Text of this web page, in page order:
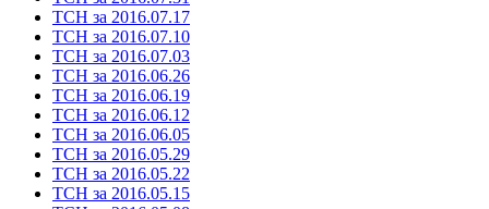
ТСН за 2016.07.17
ТСН за 2016.07.10
ТСН за 2016.07.03
ТСН за 2016.06.26
ТСН за 2016.06.19
ТСН за 2016.06.12
ТСН за 2016.06.05
ТСН за 2016.05.29
ТСН за 2016.05.22
ТСН за 2016.05.15